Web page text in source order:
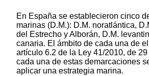
En España se establecieron cinco
marinas (D.M.): D.M. noratlántica,
del Estrecho y Alborán, D.M.
canaria. El ámbito de cada una de
artículo 6.2 de la Ley 41/2010, de
cada una de estas demarcaciones
aplicar una estrategia marina.